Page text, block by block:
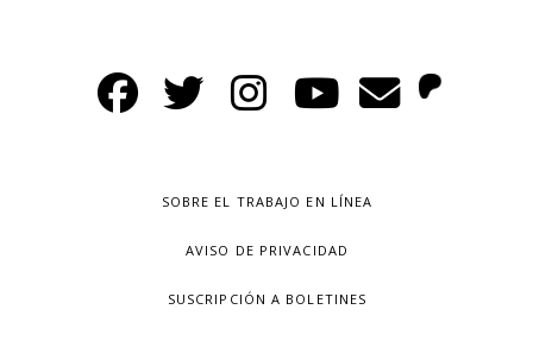
SOBRE EL TRABAJO EN LÍNEA
AVISO DE PRIVACIDAD
SUSCRIPCIÓN A BOLETINES